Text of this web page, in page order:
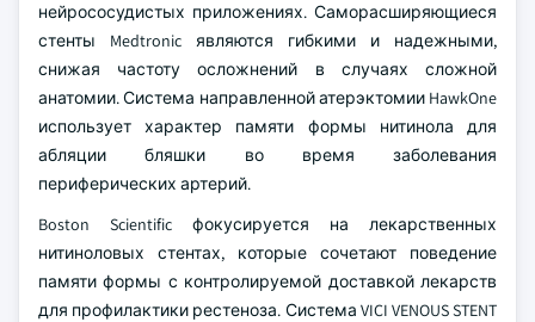
нейрососудистых приложениях. Саморасширяющиеся
стенты Medtronic являются гибкими и надежными,
снижая частоту осложнений в случаях сложной
анатомии. Система направленной атерэктомии HawkOne
использует характер памяти формы нитинола для
абляции бляшки во время заболевания
периферических артерий.
Boston Scientific фокусируется на лекарственных
нитиноловых стентах, которые сочетают поведение
памяти формы с контролируемой доставкой лекарств
для профилактики рестеноза. Система VICI VENOUS STENT